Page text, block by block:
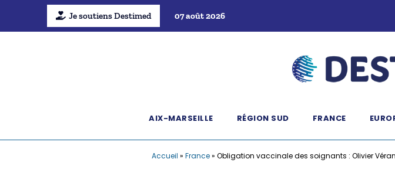
Je soutiens Destimed 07 août 2026
AIX-MARSEILLE RÉGION SUD FRANCE
Accueil » France» Obligation vaccinale des soignants : Olivier